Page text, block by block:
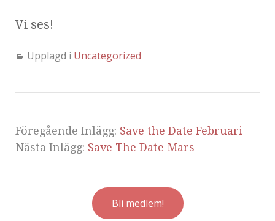
Vi ses!
Upplagd i Uncategorized
Föregående Inlägg: Save the Date Februari
Nästa Inlägg: Save The Date Mars
Bli medlem!